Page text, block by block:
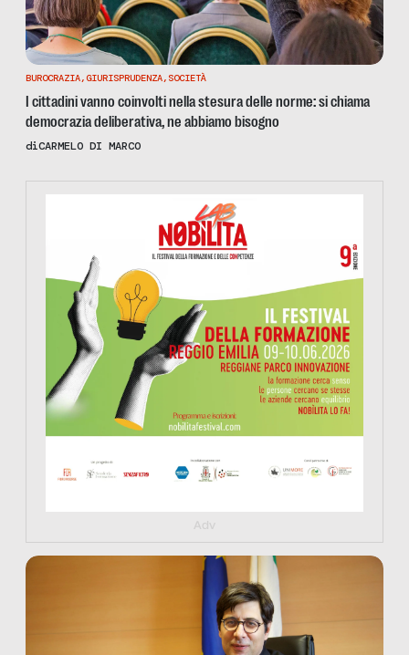
BUROCRAZIA,GIURISPRUDENZA, SOCIETÀ
I cittadini vanno coinvolti nella stesura delle norme: si chiama
democrazia deliberativa, ne abbiamo bisogno
diCARMELO DI MARCO
https://www.nobilitafestival.com
Adv